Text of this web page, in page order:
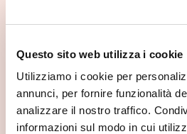
Questo sito web utilizza i cookie
Utilizziamo i cookie per
annunci, per fornire funzionalità
analizzare il nostro traffico.
informazioni sul modo in cui